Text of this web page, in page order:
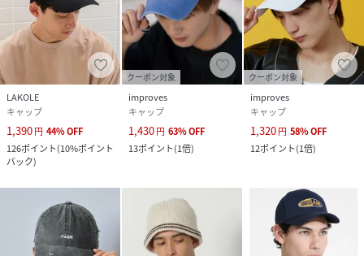
LAKOLE
キャップ
1,390円 44%OFF
126ポイント(10%ポイント
バック)
クーポン対象
improves
キャップ
1,430円 63%OFF
13ポイント(1倍)
クーポン対象
improves
キャップ
1,320円 58%OFF
12ポイント(1倍)